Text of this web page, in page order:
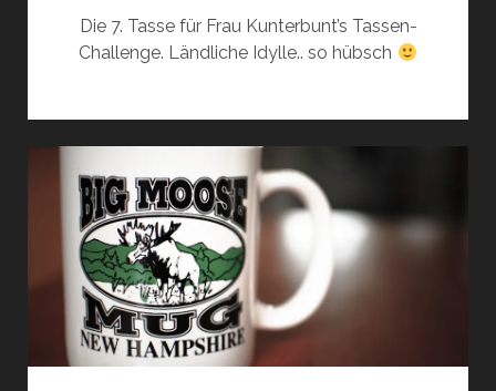
Die 7. Tasse für Frau Kunterbunt’s Tassen-
Challenge. Ländliche Idylle.. so hübsch